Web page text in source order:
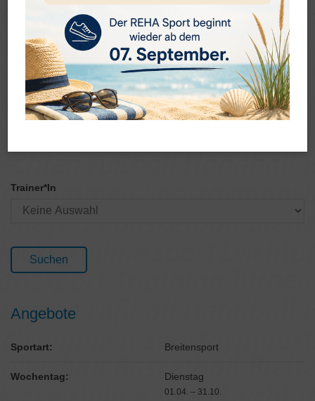
Trainingszeiten
Trainer*In
Angebote
Sportart: Breitensport
Wochentag: Dienstag
01.04. – 31.10.